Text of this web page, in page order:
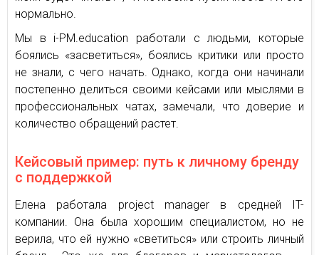
нормально.
Мы в i-PM.education работали с людьми, которые
боялись «засветиться», боялись критики или просто
не знали, с чего начать. Однако, когда они начинали
постепенно делиться своими кейсами или мыслями в
профессиональных чатах, замечали, что доверие и
количество обращений растет.
Кейсовый пример: путь к личному бренду
с поддержкой
Елена работала project manager в средней IT-
компании. Она была хорошим специалистом, но не
верила, что ей нужно «светиться» или строить личный